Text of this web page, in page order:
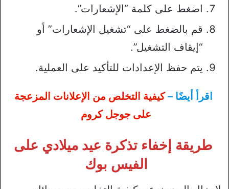
اضغط على كلمة “الإشعارات”.
قم بالضغط على “تشغيل الإشعارات” أو
“إيقاف التشغيل”.
يتم حفظ الإعدادات للتأكيد على العملية.
اقرأ أيضًا –كيفية التخلص من الإعلانات المزعجة
على جوجل كروم
طريقة إخفاء تذكرة عيد ميلادي على
الفيس بوك